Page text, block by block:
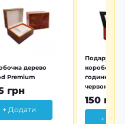
дерево
Premium
грн
+ Додати
коробочка
годинника
червона
150 грн
+